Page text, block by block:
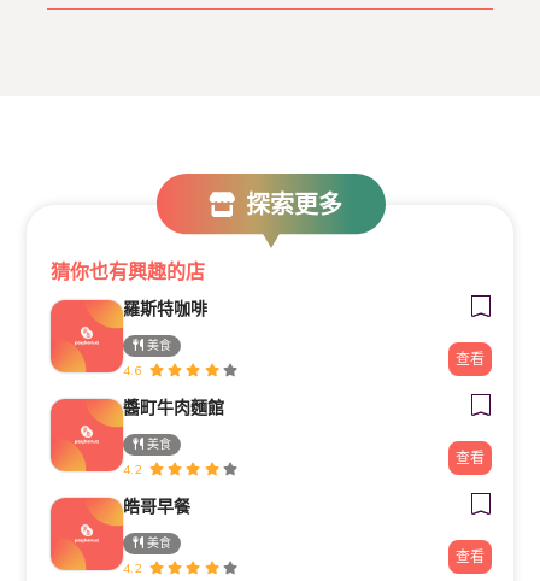
探索更多
猜你也有興趣的店
羅斯特咖啡
美食
4.6
查看
醬町牛肉麵館
美食
4.2
查看
皓哥早餐
美食
4.2
查看